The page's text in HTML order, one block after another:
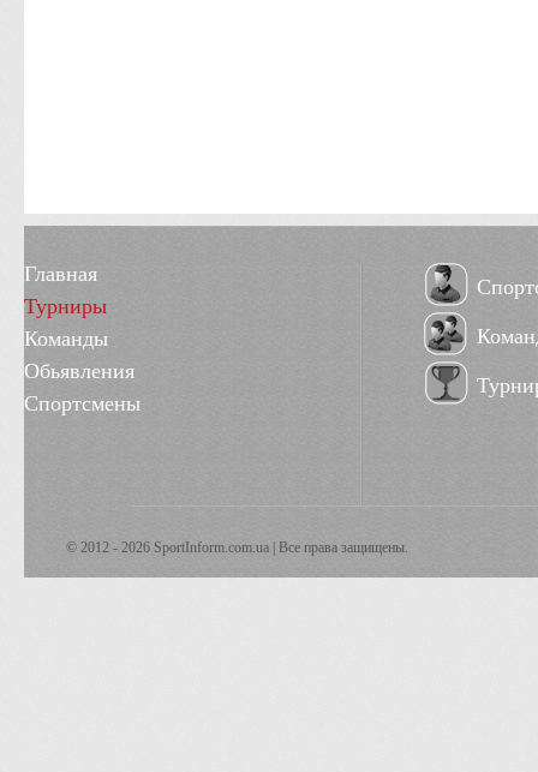
Главная
Турниры
Команды
Обьявления
Спортсмены
© 2012 - 2026 SportInform.com.ua | Все права защищены.